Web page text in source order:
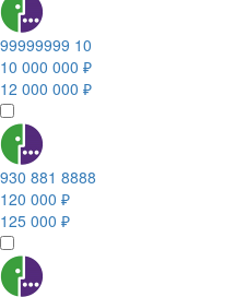
99999999 10
10 000 000 ₽
12 000 000 ₽
930 881 8888
120 000 ₽
125 000 ₽